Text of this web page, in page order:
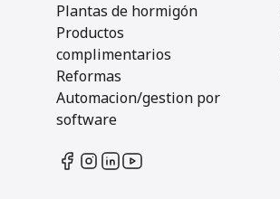
Plantas de hormigón
Productos
complimentarios
Reformas
Automacion/gestion por
software